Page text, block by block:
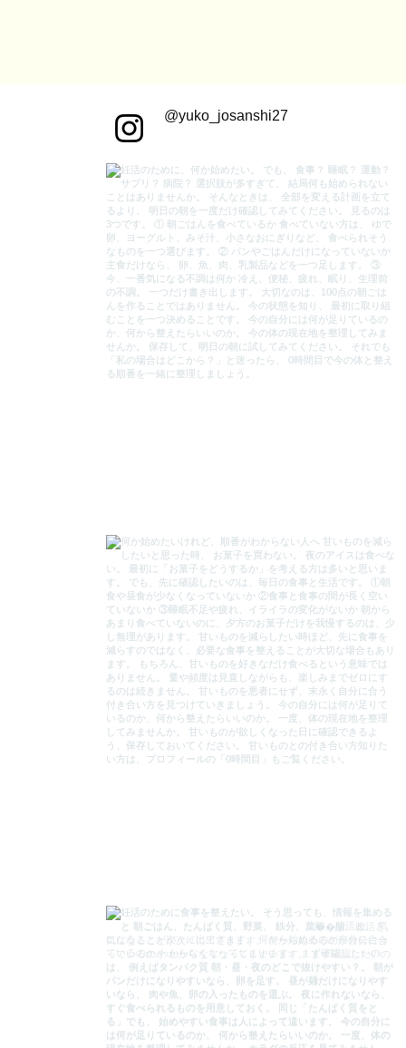
@yuko_josanshi27